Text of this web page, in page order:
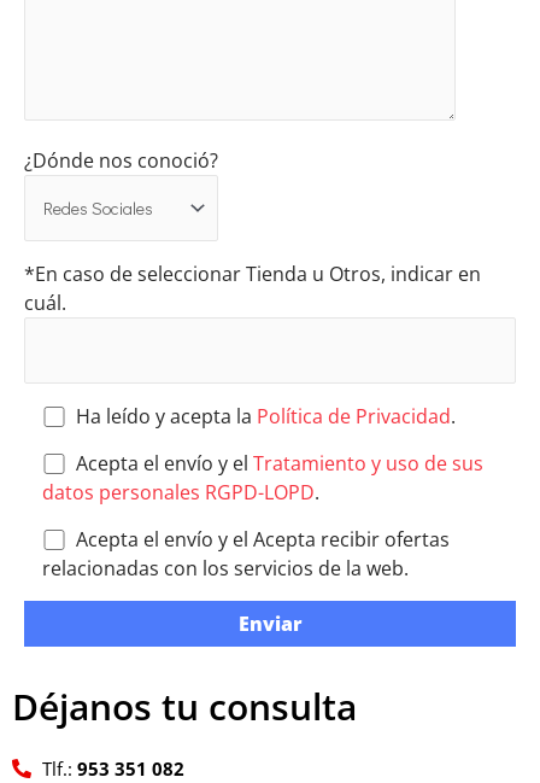
¿Dónde nos conoció?
*En caso de seleccionar Tienda u Otros, indicar en
cuál.
Ha leído y acepta la Política de Privacidad.
Acepta el envío y el Tratamiento y uso de sus
datos personales RGPD-LOPD.
Acepta el envío y el Acepta recibir ofertas
relacionadas con los servicios de la web.
Déjanos tu consulta
Tlf.: 953 351 082